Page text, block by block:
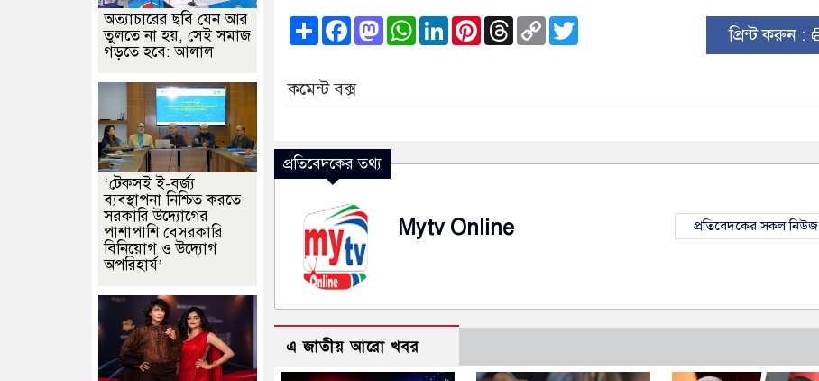
ShareFacebook
Mastodon
WhatsApp
LinkedInPinterest
Threads
Copy
Link প্রিন্ট করুন :
কমেন্ট বক্স
প্রতিবেদকের তথ্য
Mytv Online প্রতিবেদকের সকল নিউজ
এ জাতীয় আরো খবর
অত্যাচারের ছবি যেন আর
তুলতে না হয়, সেই সমাজ
গড়তে হবে: আলাল
‘টেকসই ই-বর্জ্য
ব্যবস্থাপনা নিশ্চিত করতে
সরকারি উদ্যোগের
পাশাপাশি বেসরকারি
বিনিয়োগ ও উদ্যোগ
অপরিহার্য’